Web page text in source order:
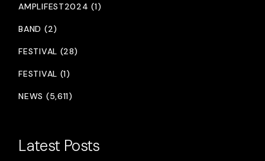
AMPLIFEST2024 (1)
BAND (2)
FESTIVAL (28)
FESTIVAL (1)
NEWS (5,611)
Latest Posts